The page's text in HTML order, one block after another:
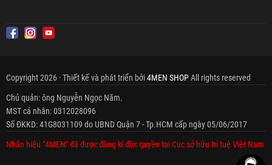
Copyright 2026 · Thiết kế và phát triển bởi4MEN SHOPAll rights reserved
Chủ quản: ông Nguyễn Ngọc Năm.
MST cá nhân: 0312028096
Số ĐKKD: 41G8031109 do UBND Quận 7 - Tp.HCM cấp ngày 05/06/2017
Nhãn hiệu "4MEN" đã được đăng kí độc quyền tại Cục sở hữu trí tuệ Việt Nam